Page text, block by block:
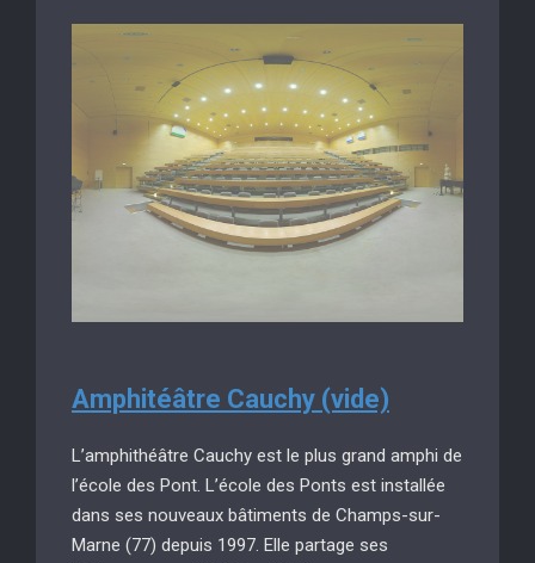
Amphitéâtre Cauchy (vide)
L’amphithéâtre Cauchy est le plus grand amphi de
l’école des Pont. L’école des Ponts est installée
dans ses nouveaux bâtiments de Champs-sur-
Marne (77) depuis 1997. Elle partage ses